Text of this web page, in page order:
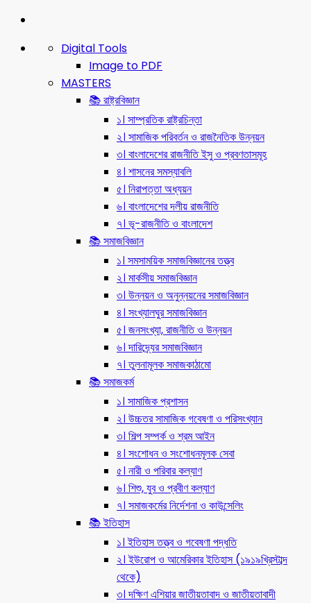
Digital Tools
Image to PDF
MASTERS
📚 রাষ্ট্রবিজ্ঞান
১। সাম্প্রতিক রাষ্ট্রচিন্তা
২। সামাজিক পরিবর্তন ও রাজনৈতিক উন্নয়ন
৩। বাংলাদেশের রাজনীতি ইসু ও প্রবণতাসমূহ
৪। শাসনের সমস্যাবলি
৫। নিরাপত্তা অধ্যয়ন
৬। বাংলাদেশের দলীয় রাজনীতি
৭। ভূ-রাজনীতি ও বাংলাদেশ
📚 সমাজবিজ্ঞান
১। সমসাময়িক সমাজবিজ্ঞানের তত্ত্ব
২। মার্কসীয় সমাজবিজ্ঞান
৩। উন্নয়ন ও অনুন্নয়নের সমাজবিজ্ঞান
৪। সংখ্যালঘুর সমাজবিজ্ঞান
৫। জনসংখ্যা, রাজনীতি ও উন্নয়ন
৬। দারিদ্র্যের সমাজবিজ্ঞান
৭। তুলনামূলক সমাজকাঠামো
📚 সমাজকর্ম
১। সামাজিক প্রশাসন
২। উচ্চতর সামাজিক গবেষণা ও পরিসংখ্যান
৩। শিল্প সম্পর্ক ও শ্রম আইন
৪। সংশোধন ও সংশোধনমূলক সেবা
৫। নারী ও পরিবার কল্যাণ
৬। শিশু, যুব ও প্রবীণ কল্যাণ
৭। সমাজকর্মের নির্দেশনা ও কাউন্সেলিং
📚 ইতিহাস
১। ইতিহাস তত্ত্ব ও গবেষণা পদ্ধতি
২। ইউরোপ ও আমেরিকার ইতিহাস (১৯১৯খ্রিস্টাব্দ
থেকে)
৩। দক্ষিণ এশিয়ার জাতীয়তাবাদ ও জাতীয়তাবাদী